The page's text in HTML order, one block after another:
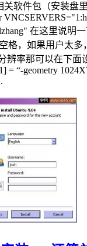
关软件包（安装盘
在这里说明
格，如果用户太
辨率那可以在下面
= “-geometry